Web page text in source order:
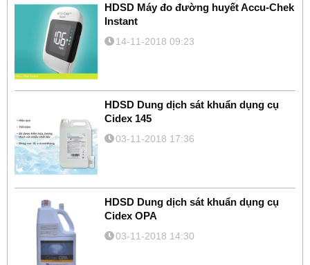
HDSD Máy đo đường huyết Accu-Chek
Instant
14-11-2018 09:23
HDSD Dung dịch sát khuẩn dụng cụ
Cidex 145
03-11-2018 17:36
HDSD Dung dịch sát khuẩn dụng cụ
Cidex OPA
03-11-2018 14:30